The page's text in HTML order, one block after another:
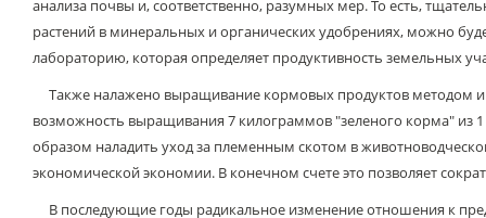
анализа почвы и, соответственно, разумных мер. То есть,
растений в минеральных и органических удобрениях, можно
лабораторию, которая определяет продуктивность земельных
Также налажено выращивание кормовых продуктов методом
возможность выращивания 7 килограммов "зеленого корма" из
образом наладить уход за племенным скотом в
экономической экономии. В конечном счете это позволяет
В последующие годы радикальное изменение отношения к